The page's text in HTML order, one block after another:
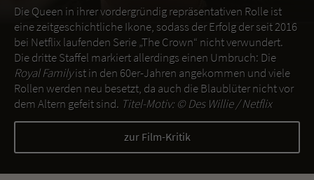
Die Queen in ihrer vordergründig repräsentativen Rolle ist
eine zeitgeschichtliche Ikone, sodass der Erfolg der seit 2016
bei Netflix laufenden Serie „The Crown“ nicht verwundert.
Die dritte Staffel markiert allerdings einen Umbruch: Die
Royal Familyist in den 60er-Jahren angekommen und viele
Rollen werden neu besetzt, da auch die Blaublüter nicht vor
dem Altern gefeit sind. Titel-Motiv: ©Des Willie / Netflix
zur Film-Kritik